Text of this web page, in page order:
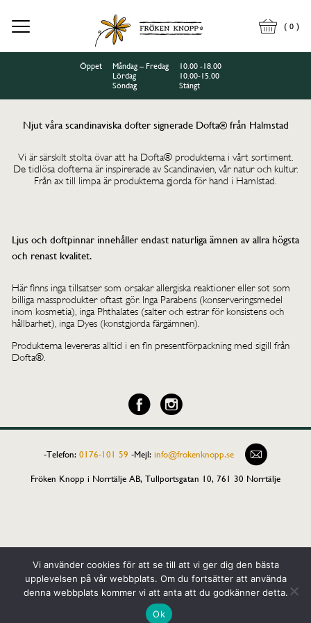
( 0 )
Öppet Måndag – Fredag
10.00 -18.00
Lördag
10.00-15.00
Söndag
Stängt
Njut våra scandinaviska dofter signerade Dofta® från Halmstad
Vi är särskilt stolta övar att ha Dofta® produkterna i vårt sortiment.
De tidlösa dofterna är inspirerade av Scandinavien, vår natur och kultur.
Från ax till limpa är produkterna gjorda för hand i Hamlstad.
Ljus och doftpinnar innehåller endast naturliga ämnen av allra högsta
och renast kvalitet.
Här finns inga tillsatser som orsakar allergiska reaktioner eller sot som
billiga massprodukter oftast gör. Inga Parabens (konserveringsmedel
inom kosmetia), inga Phthalates (salter och estrar för konsistens och
hållbarhet), inga Dyes (konstgjorda färgämnen).
Produkterna levereras alltid i en fin presentförpackning med sigill från
Dofta®.
Fröken Knopp i Norrtälje AB, Tullportsgatan 10, 761 30 Norrtälje
-Telefon:0176-101 59 -Mejl:info@frokenknopp.se
Vi använder cookies för att se till att vi ger dig den bästa
upplevelsen på vår webbplats. Om du fortsätter att använda
denna webbplats kommer vi att anta att du godkänner detta.
Ok